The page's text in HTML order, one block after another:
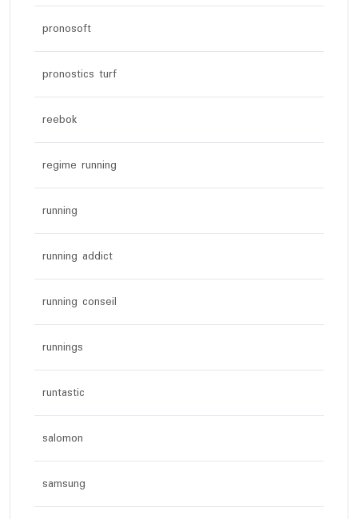
pronosoft
pronostics turf
reebok
regime running
running
running addict
running conseil
runnings
runtastic
salomon
samsung